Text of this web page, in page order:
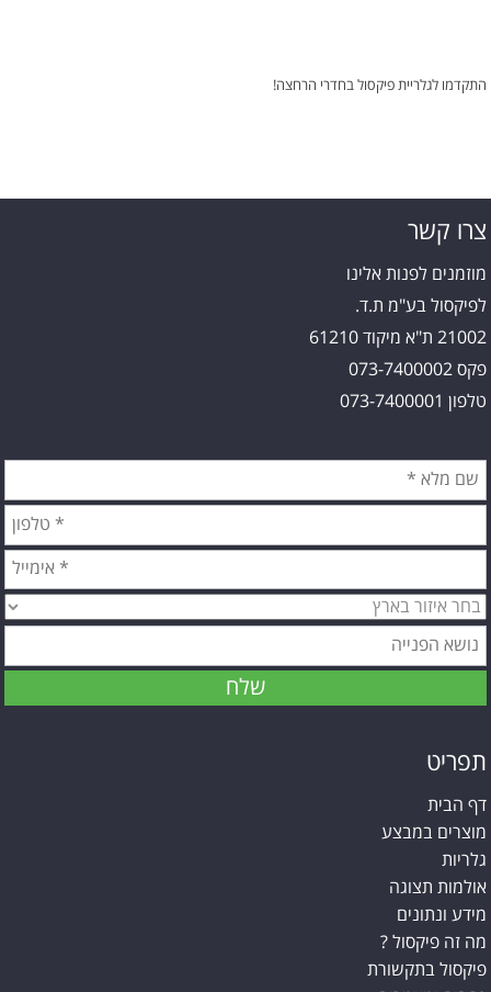
התקדמו לגלריית פיקסול בחדרי הרחצה!
צרו קשר
מוזמנים לפנות אלינו
לפיקסול בע"מ ת.ד.
21002 ת"א מיקוד 61210
פקס 073-7400002
טלפון 073-7400001
תפריט
דף הבית
מוצרים במבצע
גלריות
אולמות תצוגה
מידע ונתונים
מה זה פיקסול ?
פיקסול בתקשורת